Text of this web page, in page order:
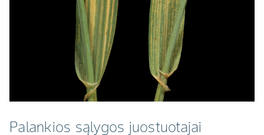
Palankios sąlygos juostuotajai